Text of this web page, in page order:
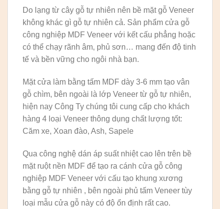
Do lạng từ cây gỗ tự nhiên nên bề mặt gỗ Veneer
không khác gì gỗ tự nhiên cả. Sản phẩm cửa gỗ
công nghiệp MDF Veneer với kết cấu phẳng hoặc
có thể chạy rãnh âm, phủ sơn… mang đến độ tinh
tế và bền vững cho ngôi nhà bạn.
Mặt cửa làm bằng tấm MDF dày 3-6 mm tạo vân
gỗ chìm, bên ngoài là lớp Veneer từ gỗ tự nhiên,
hiện nay Công Ty chúng tôi cung cấp cho khách
hàng 4 loại Veneer thông dụng chất lượng tốt:
Căm xe, Xoan đào, Ash, Sapele
Qua công nghệ dán áp suất nhiệt cao lên trên bề
mặt ruột nền MDF để tạo ra cánh cửa gỗ công
nghiệp MDF Veneer với cấu tạo khung xương
bằng gỗ tự nhiên , bên ngoài phủ tấm Veneer tùy
loại mẫu cửa gỗ này có độ ổn định rất cao.